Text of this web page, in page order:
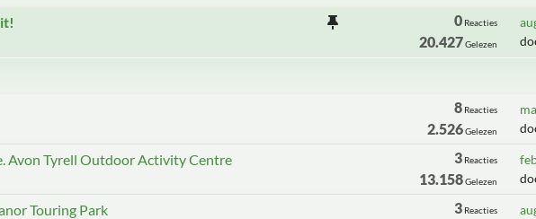
0Reacties
20.427Gelezen
8 Reacties
2.526Gelezen
Avon Tyrell Outdoor Activity Centre 3 Reacties
13.158Gelezen
Touring Park 3 Reacties